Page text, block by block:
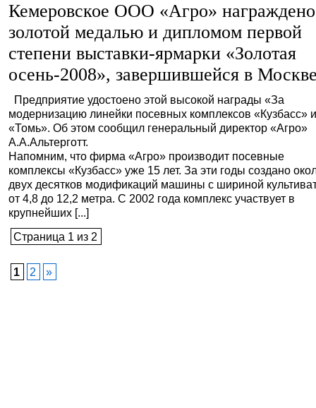
Кемеровское ООО «Агро» награждено
золотой медалью и дипломом первой
степени выставки-ярмарки «Золотая
осень-2008», завершившейся в
Предприятие удостоено этой высокой награды «За
модернизацию линейки посевных комплексов «Кузбасс»
«Томь». Об этом сообщил генеральный директор «Агро»
А.А.Альтерготт.
Напомним, что фирма «Агро» производит посевные
комплексы «Кузбасс» уже 15 лет. За эти годы создано
двух десятков модификаций машины с шириной
от 4,8 до 12,2 метра. С 2002 года комплекс участвует в
крупнейших [...]
Страница 1 из 2
1 2 »